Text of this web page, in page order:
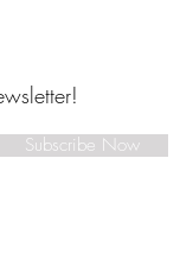
Subscribe Now